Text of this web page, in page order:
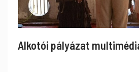
Alkotói pályázat